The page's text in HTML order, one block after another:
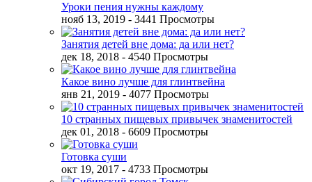
Уроки пения нужны каждому
нояб 13, 2019 - 3441 Просмотры
Занятия детей вне дома: да или нет?
дек 18, 2018 - 4540 Просмотры
Какое вино лучше для глинтвейна
янв 21, 2019 - 4077 Просмотры
10 странных пищевых привычек знаменитостей
дек 01, 2018 - 6609 Просмотры
Готовка суши
окт 19, 2017 - 4733 Просмотры